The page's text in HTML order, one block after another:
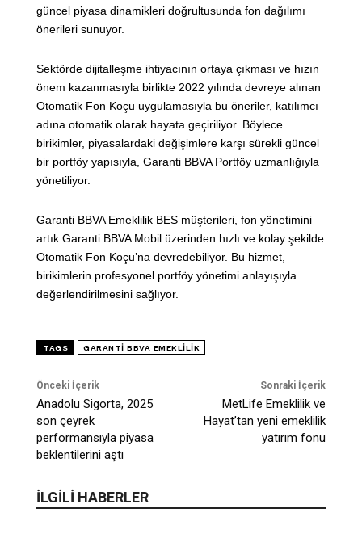
güncel piyasa dinamikleri doğrultusunda fon dağılımı
önerileri sunuyor.
Sektörde dijitalleşme ihtiyacının ortaya çıkması ve hızın
önem kazanmasıyla birlikte 2022 yılında devreye alınan
Otomatik Fon Koçu uygulamasıyla bu öneriler, katılımcı
adına otomatik olarak hayata geçiriliyor. Böylece
birikimler, piyasalardaki değişimlere karşı sürekli güncel
bir portföy yapısıyla, Garanti BBVA Portföy uzmanlığıyla
yönetiliyor.
Garanti BBVA Emeklilik BES müşterileri, fon yönetimini
artık Garanti BBVA Mobil üzerinden hızlı ve kolay şekilde
Otomatik Fon Koçu’na devredebiliyor. Bu hizmet,
birikimlerin profesyonel portföy yönetimi anlayışıyla
değerlendirilmesini sağlıyor.
TAGS GARANTI BBVA EMEKLILIK
Önceki İçerik
Anadolu Sigorta, 2025
son çeyrek
performansıyla piyasa
beklentilerini aştı
Sonraki İçerik
MetLife Emeklilik ve
Hayat’tan yeni emeklilik
yatırım fonu
İLGİLİ HABERLER